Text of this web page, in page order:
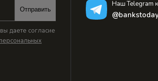
Отправить
даете согласие
персональных
Наш Telegram